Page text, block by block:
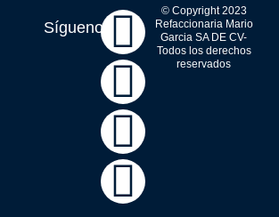
Síguenos
F
a
c
e
Y
o
u
t
W
h
a
t
I
n
s
t
© Copyright 2023
Refaccionaria Mario
Garcia SA DE CV-
Todos los derechos
reservados